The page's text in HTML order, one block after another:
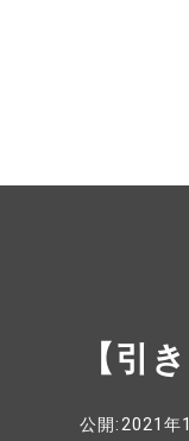
【引
公開:2021年